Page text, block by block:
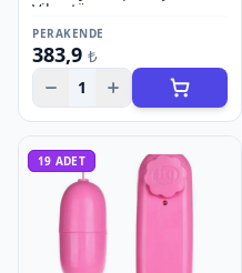
Vibratör
PERAKENDE
383,9 ₺
1
19 ADET